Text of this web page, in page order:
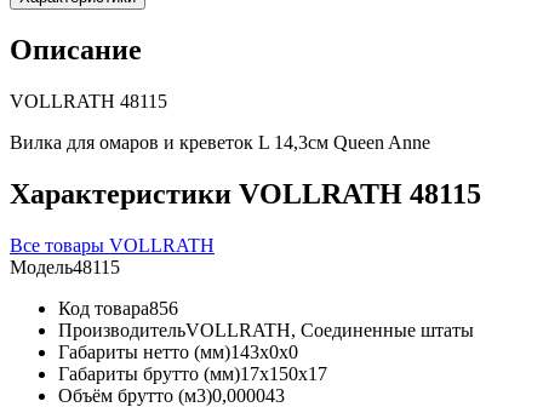
Описание
VOLLRATH 48115
Вилка для омаров и креветок L 14,3см Queen Anne
Характеристики VOLLRATH 48115
Все товары VOLLRATH
Модель48115
Код товара856
ПроизводительVOLLRATH, Соединенные штаты
Габариты нетто (мм)143x0x0
Габариты брутто (мм)17x150x17
Объём брутто (м3)0,000043